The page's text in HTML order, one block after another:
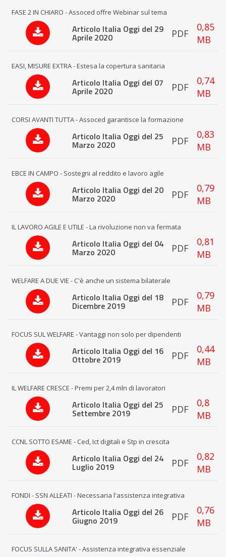
FASE 2 IN CHIARO - Assoced offre Webinar sul tema
Articolo Italia Oggi del 29
Aprile 2020 PDF
0,85
MB
EASI, MISURE EXTRA - Estesa la copertura sanitaria
Articolo Italia Oggi del 07
Aprile 2020 PDF
0,74
MB
CORSI AVANTI TUTTA - Assoced garantisce la formazione
Articolo Italia Oggi del 25
Marzo 2020 PDF
0,83
MB
EBCE IN CAMPO - Sostegni al reddito e lavoro agile
Articolo Italia Oggi del 20
Marzo 2020 PDF
0,79
MB
IL LAVORO AGILE E UTILE - La rivoluzione non va fermata
Articolo Italia Oggi del 04
Marzo 2020 PDF
0,81
MB
WELFARE A DUE VIE - C'è anche un sistema bilaterale
Articolo Italia Oggi del 18
Dicembre 2019 PDF
0,79
MB
FOCUS SUL WELFARE - Vantaggi non solo per dipendenti
Articolo Italia Oggi del 16
Ottobre 2019 PDF
0,44
MB
IL WELFARE CRESCE - Premi per 2,4 mln di lavoratori
Articolo Italia Oggi del 25
Settembre 2019 PDF
0,8
MB
CCNL SOTTO ESAME - Ced, Ict digitali e Stp in crescita
Articolo Italia Oggi del 24
Luglio 2019 PDF
0,82
MB
FONDI - SSN ALLEATI - Necessaria l'assistenza integrativa
Articolo Italia Oggi del 26
Giugno 2019 PDF
0,76
MB
FOCUS SULLA SANITA' - Assistenza integrativa essenziale